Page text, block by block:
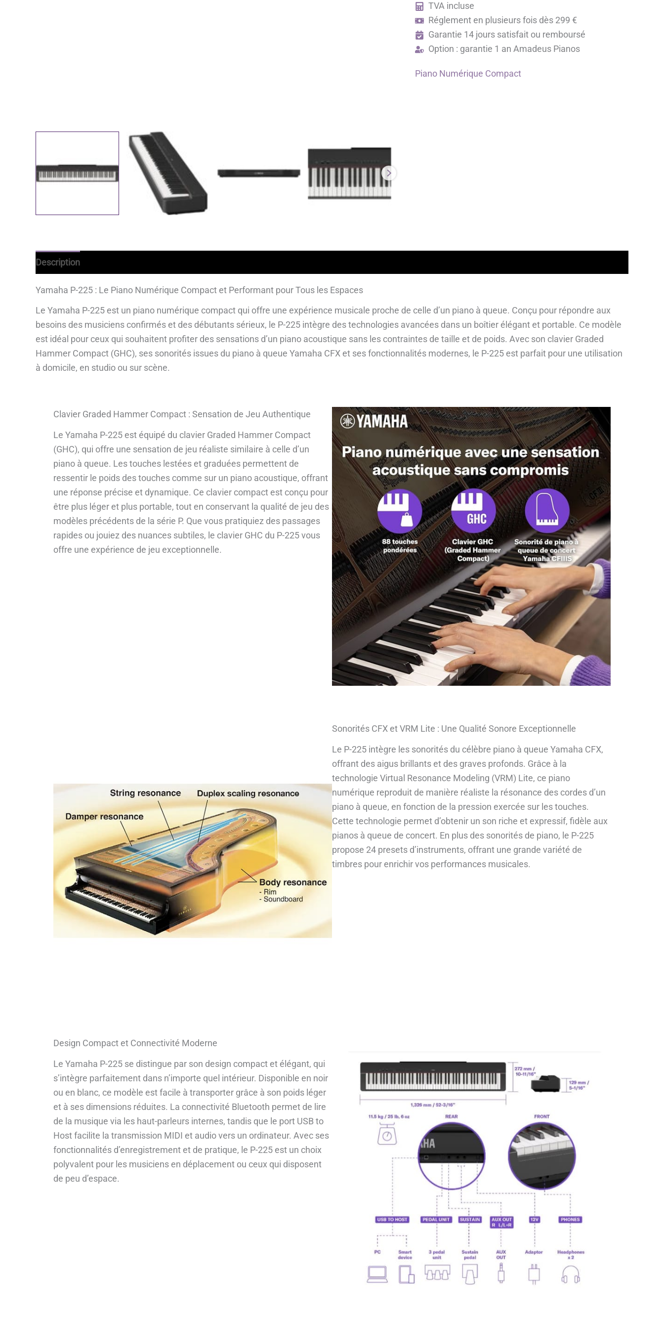
TVA incluse
Réglement en plusieurs fois dès 299 €
Garantie 14 jours satisfait ou remboursé
Option : garantie 1 an Amadeus Pianos
Piano Numérique Compact
Description
Yamaha P-225 : Le Piano Numérique Compact et Performant pour Tous les Espaces
Le Yamaha P-225 est un piano numérique compact qui offre une expérience musicale proche de celle d’un piano à queue. Conçu pour répondre aux
besoins des musiciens confirmés et des débutants sérieux, le P-225 intègre des technologies avancées dans un boîtier élégant et portable. Ce modèle
est idéal pour ceux qui souhaitent profiter des sensations d’un piano acoustique sans les contraintes de taille et de poids. Avec son clavier Graded
Hammer Compact (GHC), ses sonorités issues du piano à queue Yamaha CFX et ses fonctionnalités modernes, le P-225 est parfait pour une utilisation
à domicile, en studio ou sur scène.
Clavier Graded Hammer Compact : Sensation de Jeu Authentique
Le Yamaha P-225 est équipé du clavier Graded Hammer Compact
(GHC), qui offre une sensation de jeu réaliste similaire à celle d’un
piano à queue. Les touches lestées et graduées permettent de
ressentir le poids des touches comme sur un piano acoustique, offrant
une réponse précise et dynamique. Ce clavier compact est conçu pour
être plus léger et plus portable, tout en conservant la qualité de jeu des
modèles précédents de la série P. Que vous pratiquiez des passages
rapides ou jouiez des nuances subtiles, le clavier GHC du P-225 vous
offre une expérience de jeu exceptionnelle.
Sonorités CFX et VRM Lite : Une Qualité Sonore Exceptionnelle
Le P-225 intègre les sonorités du célèbre piano à queue Yamaha CFX,
offrant des aigus brillants et des graves profonds. Grâce à la
technologie Virtual Resonance Modeling (VRM) Lite, ce piano
numérique reproduit de manière réaliste la résonance des cordes d’un
piano à queue, en fonction de la pression exercée sur les touches.
Cette technologie permet d’obtenir un son riche et expressif, fidèle aux
pianos à queue de concert. En plus des sonorités de piano, le P-225
propose 24 presets d’instruments, offrant une grande variété de
timbres pour enrichir vos performances musicales.
Design Compact et Connectivité Moderne
Le Yamaha P-225 se distingue par son design compact et élégant, qui
s’intègre parfaitement dans n’importe quel intérieur. Disponible en noir
ou en blanc, ce modèle est facile à transporter grâce à son poids léger
et à ses dimensions réduites. La connectivité Bluetooth permet de lire
de la musique via les haut-parleurs internes, tandis que le port USB to
Host facilite la transmission MIDI et audio vers un ordinateur. Avec ses
fonctionnalités d’enregistrement et de pratique, le P-225 est un choix
polyvalent pour les musiciens en déplacement ou ceux qui disposent
de peu d’espace.